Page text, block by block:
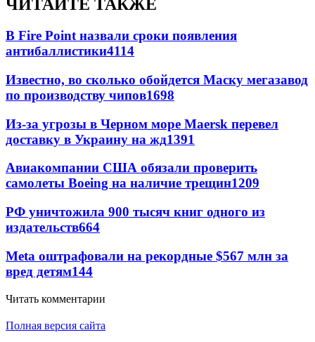
ЧИТАЙТЕ ТАКЖЕ
В Fire Point назвали сроки появления
антибаллистики4114
Известно, во сколько обойдется Маску мегазавод
по производству чипов1698
Из-за угрозы в Черном море Maersk перевел
доставку в Украину на жд1391
Авиакомпании США обязали проверить
самолеты Boeing на наличие трещин1209
РФ уничтожила 900 тысяч книг одного из
издательств664
Meta оштрафовали на рекордные $567 млн за
вред детям144
Читать комментарии
Полная версия сайта